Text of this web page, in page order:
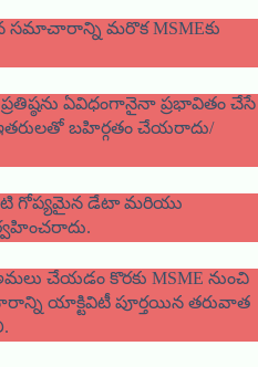
సమాచారాన్ని మరొక MSMEకు
ఏవిధంగానైనా ప్రభావితం చేసే
బహిర్గతం చేయరాదు/
గోప్యమైన డేటా మరియు
చేయడం కొరకు MSME నుంచి
యాక్టివిటీ పూర్తయిన తరువాత